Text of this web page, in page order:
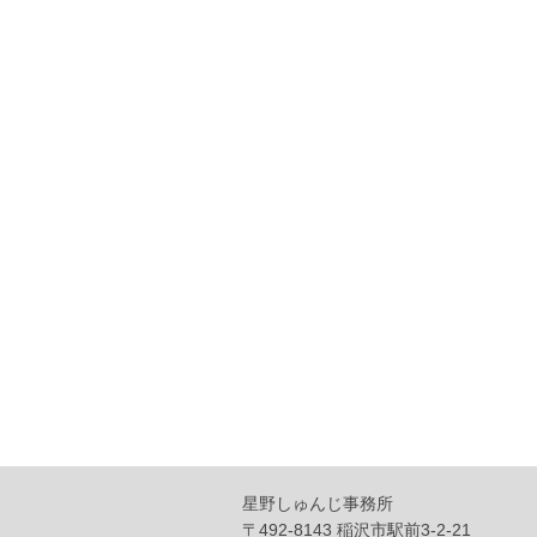
星野しゅんじ事務所
〒492-8143 稲沢市駅前3-2-21